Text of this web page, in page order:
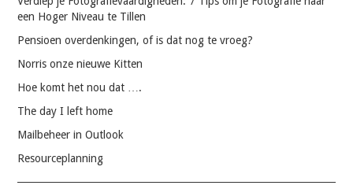
een Hoger Niveau te Tillen
Pensioen overdenkingen, of is dat nog te vroeg?
Norris onze nieuwe Kitten
Hoe komt het nou dat ….
The day I left home
Mailbeheer in Outlook
Resourceplanning